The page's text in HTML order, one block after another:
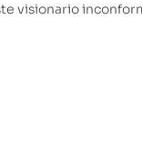
visionario